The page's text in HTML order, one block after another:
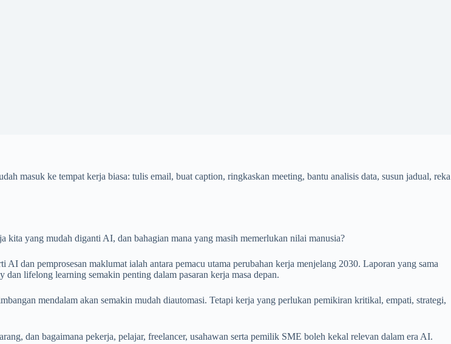
masuk ke tempat kerja biasa: tulis email, buat caption, ringkaskan meeting, bantu analisis data, susun jadual, reka
kita yang mudah diganti AI, dan bahagian mana yang masih memerlukan nilai manusia?
dan pemprosesan maklumat ialah antara pemacu utama perubahan kerja menjelang 2030. Laporan yang sama
lifelong learning semakin penting dalam pasaran kerja masa depan.
mendalam akan semakin mudah diautomasi. Tetapi kerja yang perlukan pemikiran kritikal, empati, strategi,
dan bagaimana pekerja, pelajar, freelancer, usahawan serta pemilik SME boleh kekal relevan dalam era AI.